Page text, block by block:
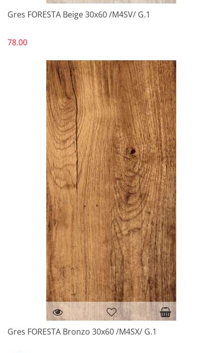
Gres FORESTA Beige 30x60 /M4SV/ G.1
78.00
Gres FORESTA Bronzo 30x60 /M4SX/ G.1